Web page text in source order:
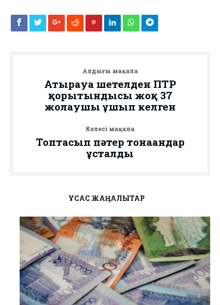
Алдыңғы мақала
Атырауға шетелден ПТР
қорытындысы жоқ 37
жолаушы ұшып келген
Келесі мақала
Топтасып пәтер тонағандар
ұсталды
ҰҚСАС ЖАҢАЛЫҚТАР